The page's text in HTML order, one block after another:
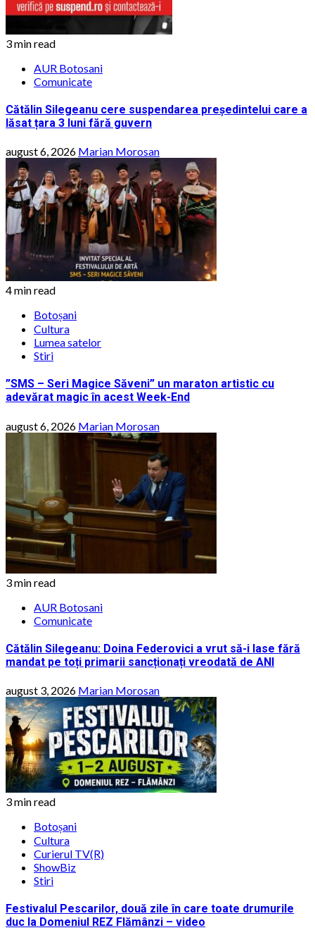
3 min read
AUR Botosani
Comunicate
Cătălin Silegeanu cere suspendarea președintelui care a
lăsat țara 3 luni fără guvern
august 6, 2026 Marian Morosan
4 min read
Botoșani
Cultura
Lumea satelor
Stiri
”SMS – Seri Magice Săveni” un maraton artistic cu
adevărat magic în acest Week-End
august 6, 2026 Marian Morosan
3 min read
AUR Botosani
Comunicate
Cătălin Silegeanu: Doina Federovici a vrut să-i lase fără
mandat pe toți primarii sancționați vreodată de ANI
august 3, 2026 Marian Morosan
3 min read
Botoșani
Cultura
Curierul TV(R)
ShowBiz
Stiri
Festivalul Pescarilor, două zile în care toate drumurile
duc la Domeniul REZ Flămânzi – video